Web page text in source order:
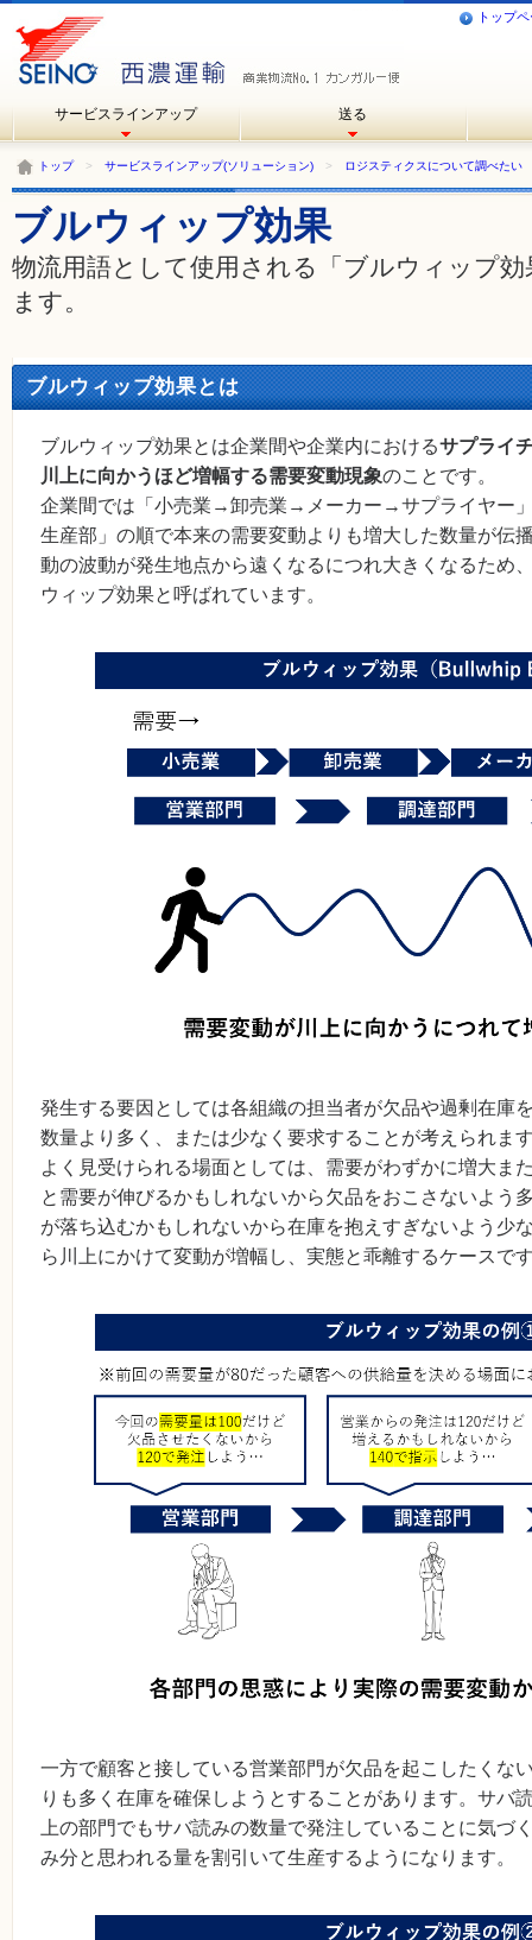
トップ
サービスラインアップ 送る
トップ> サービスラインアップ(ソリューション) > ロジスティクスについて調べたい
ブルウィップ効果
物流用語として使用される「ブルウィップ
ます。
ブルウィップ効果とは
ブルウィップ効果とは企業間や企業内におけるサプライ
川上に向かうほど増幅する需要変動現象のことです。
企業間では「小売業→卸売業→メーカー→サプライヤー
生産部」の順で本来の需要変動よりも増大した数量が伝
動の波動が発生地点から遠くなるにつれ大きくなるため
ウィップ効果と呼ばれています。
発生する要因としては各組織の担当者が欠品や過剰在庫
数量より多く、または少なく要求することが考えられま
よく見受けられる場面としては、需要がわずかに増大ま
と需要が伸びるかもしれないから欠品をおこさないよう
が落ち込むかもしれないから在庫を抱えすぎないよう少
ら川上にかけて変動が増幅し、実態と乖離するケースで
一方で顧客と接している営業部門が欠品を起こしたくな
りも多く在庫を確保しようとすることがあります。サバ
上の部門でもサバ読みの数量で発注していることに気づ
み分と思われる量を割引いて生産するようになります。